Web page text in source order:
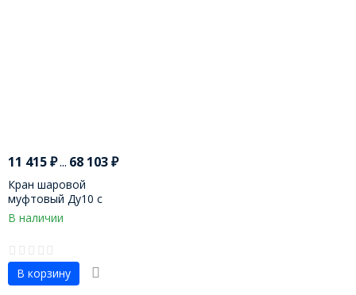
11 415₽... 68 103₽
Кран шаровой
муфтовый Ду10 с
пневмоприводом
В наличии
В корзину